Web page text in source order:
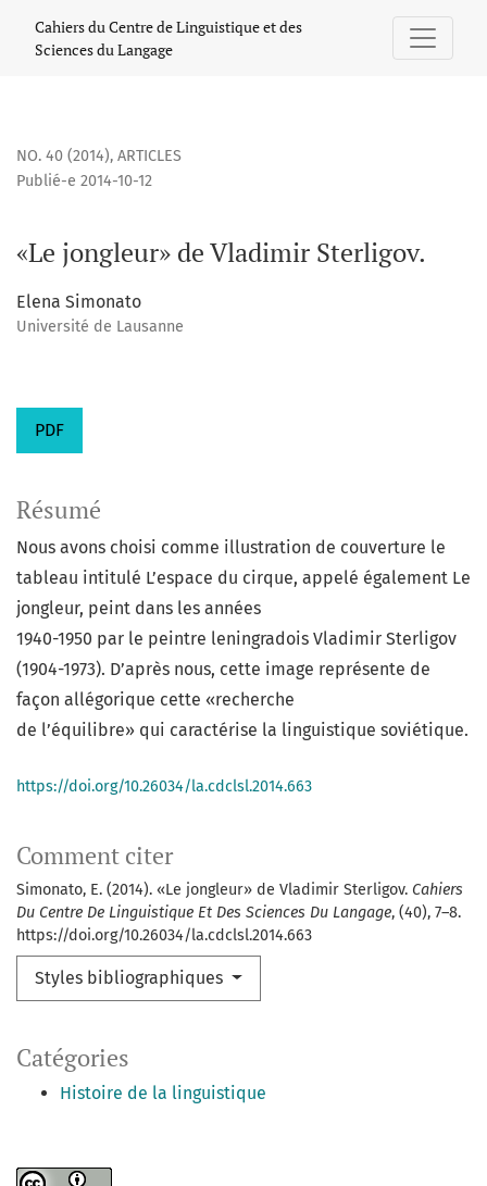
Cahiers du Centre de Linguistique et des
Sciences du Langage
NO. 40 (2014), ARTICLES
«Le jongleur» de Vladimir Sterligov.
Publié-e 2014-10-12
Elena Simonato
Université de Lausanne
PDF
Catégories
Histoire de la linguistique
Comment citer
Simonato, E. (2014). «Le jongleur» de Vladimir Sterligov. Cahiers
Du Centre De Linguistique Et Des Sciences Du Langage, (40), 7–8.
https://doi.org/10.26034/la.cdclsl.2014.663
Styles bibliographiques
Résumé
Nous avons choisi comme illustration de couverture le
tableau intitulé L’espace du cirque, appelé également Le
jongleur, peint dans les années
1940-1950 par le peintre leningradois Vladimir Sterligov
(1904-1973). D’après nous, cette image représente de
façon allégorique cette «recherche
de l’équilibre» qui caractérise la linguistique soviétique.
https://doi.org/10.26034/la.cdclsl.2014.663